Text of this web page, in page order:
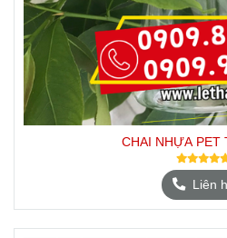
CHAI NHỰA PET
Liên